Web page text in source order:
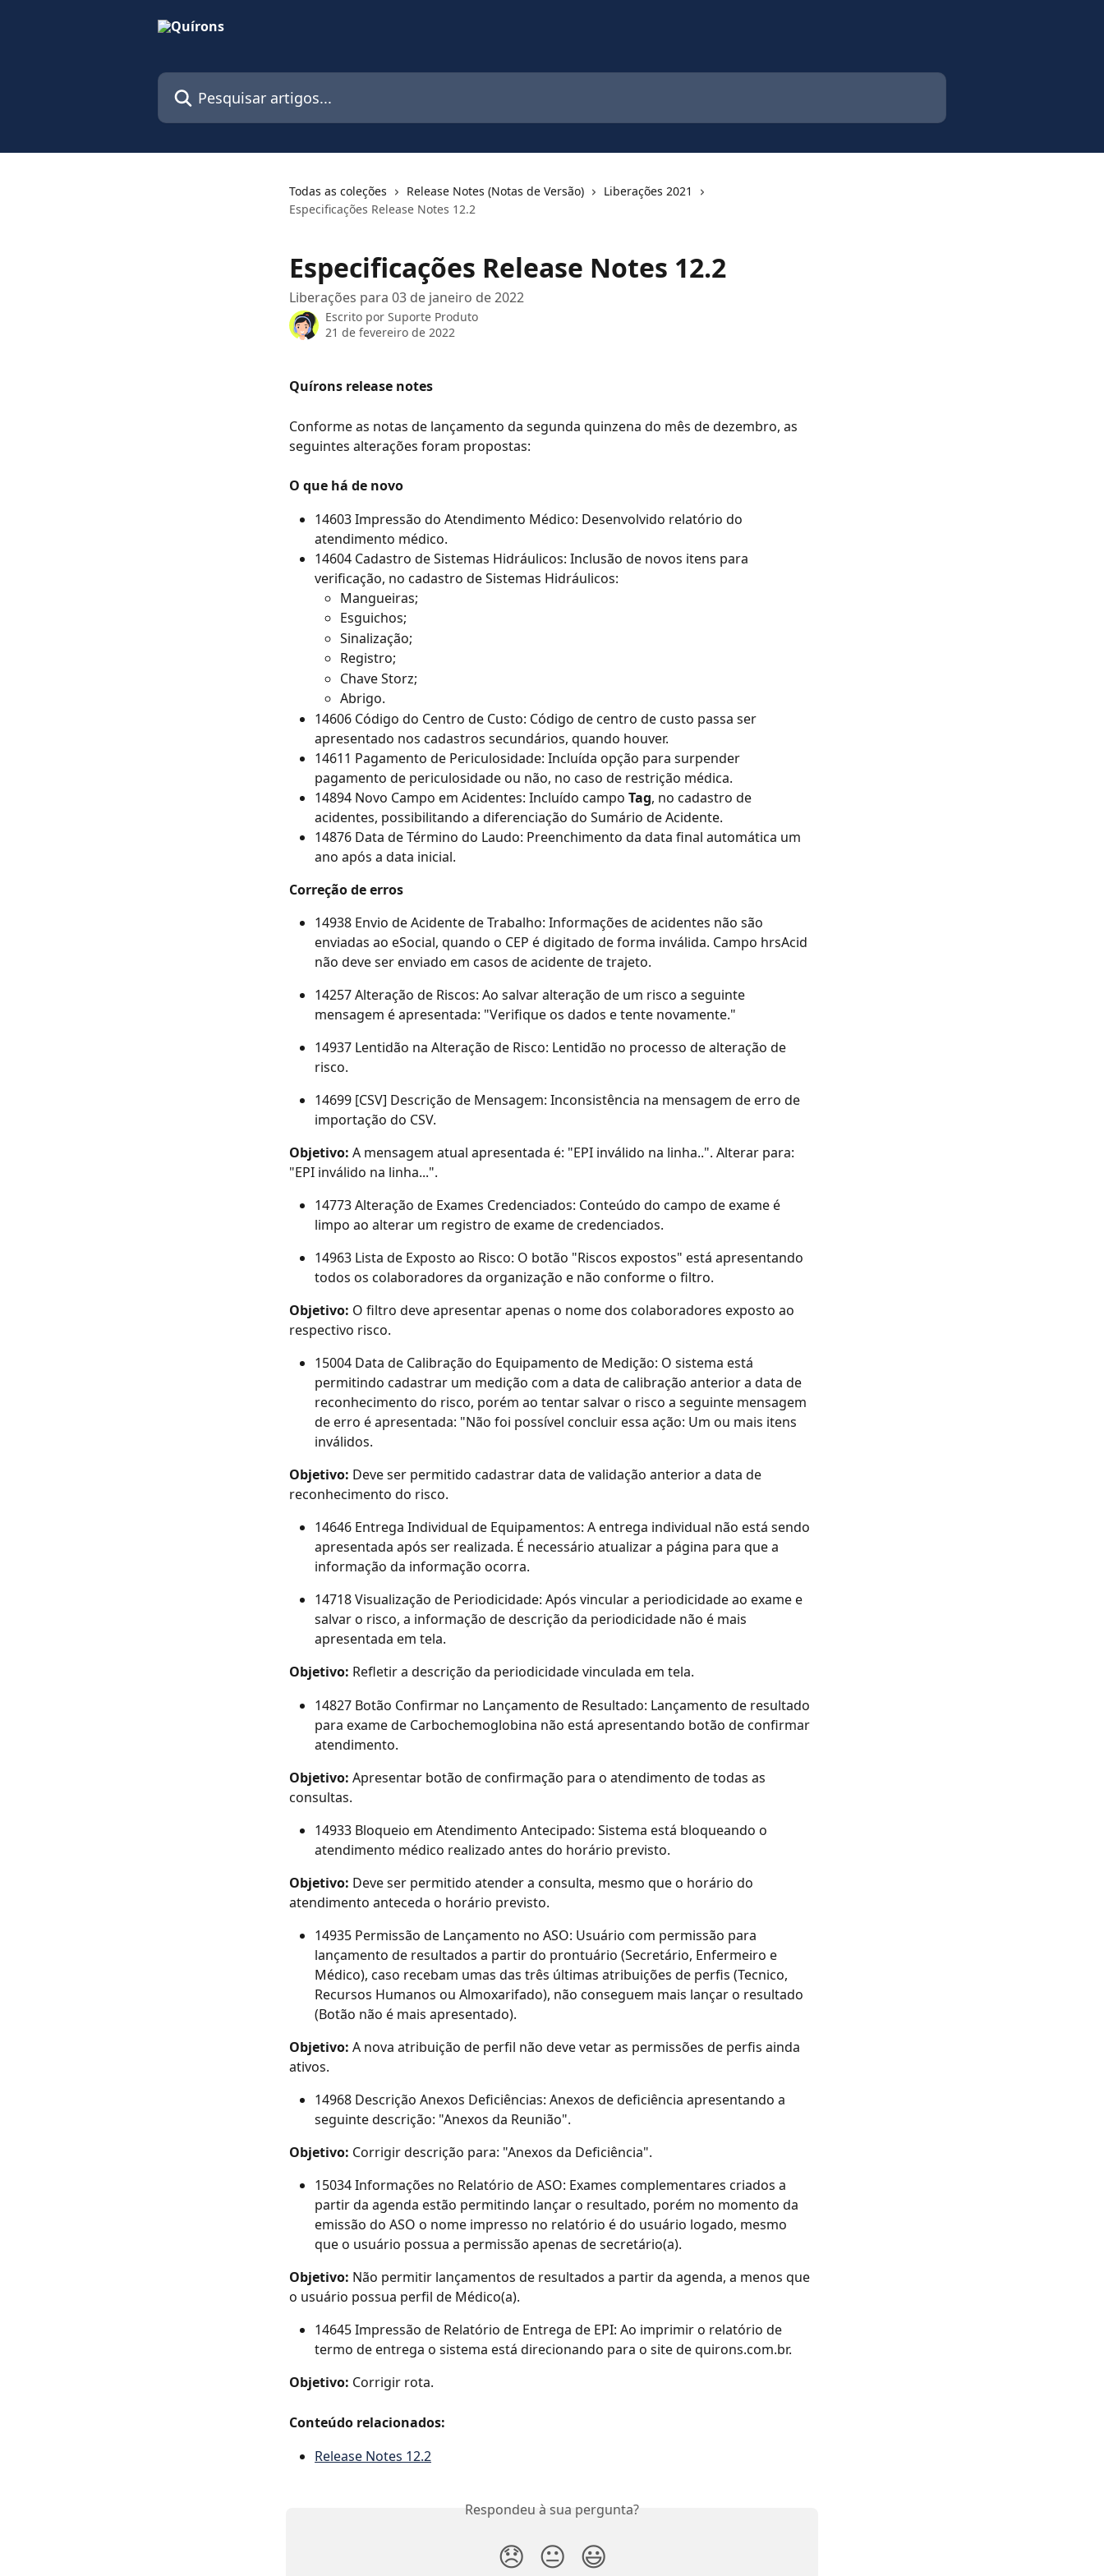
Pesquisar artigos...
Todas as coleções Release Notes (Notas de Versão)
Liberações 2021
Especificações Release Notes 12.2
Especificações Release Notes 12.2
Liberações para 03 de janeiro de 2022
Escrito por Suporte Produto
21 de fevereiro de 2022
Quírons release notes
Conforme as notas de lançamento da segunda quinzena do mês de dezembro, as
seguintes alterações foram propostas:
O que há de novo
14603 Impressão do Atendimento Médico: Desenvolvido relatório do
atendimento médico.
14604 Cadastro de Sistemas Hidráulicos: Inclusão de novos itens para
verificação, no cadastro de Sistemas Hidráulicos:
Mangueiras;
Esguichos;
Sinalização;
Registro;
Chave Storz;
Abrigo.
14606 Código do Centro de Custo: Código de centro de custo passa ser
apresentado nos cadastros secundários, quando houver.
14611 Pagamento de Periculosidade: Incluída opção para surpender
pagamento de periculosidade ou não, no caso de restrição médica.
14894 Novo Campo em Acidentes: Incluído campo Tag, no cadastro de
acidentes, possibilitando a diferenciação do Sumário de Acidente.
14876 Data de Término do Laudo: Preenchimento da data final automática um
ano após a data inicial.
Correção de erros
14938 Envio de Acidente de Trabalho: Informações de acidentes não são
enviadas ao eSocial, quando o CEP é digitado de forma inválida. Campo hrsAcid
não deve ser enviado em casos de acidente de trajeto.
14257 Alteração de Riscos: Ao salvar alteração de um risco a seguinte
mensagem é apresentada: "Verifique os dados e tente novamente."
14937 Lentidão na Alteração de Risco: Lentidão no processo de alteração de
risco.
14699 [CSV] Descrição de Mensagem: Inconsistência na mensagem de erro de
importação do CSV.
Objetivo: A mensagem atual apresentada é: "EPI inválido na linha..". Alterar para:
"EPI inválido na linha...".
14773 Alteração de Exames Credenciados: Conteúdo do campo de exame é
limpo ao alterar um registro de exame de credenciados.
14963 Lista de Exposto ao Risco: O botão "Riscos expostos" está apresentando
todos os colaboradores da organização e não conforme o filtro.
Objetivo: O filtro deve apresentar apenas o nome dos colaboradores exposto ao
respectivo risco.
15004 Data de Calibração do Equipamento de Medição: O sistema está
permitindo cadastrar um medição com a data de calibração anterior a data de
reconhecimento do risco, porém ao tentar salvar o risco a seguinte mensagem
de erro é apresentada: "Não foi possível concluir essa ação: Um ou mais itens
inválidos.
Objetivo: Deve ser permitido cadastrar data de validação anterior a data de
reconhecimento do risco.
14646 Entrega Individual de Equipamentos: A entrega individual não está sendo
apresentada após ser realizada. É necessário atualizar a página para que a
informação da informação ocorra.
14718 Visualização de Periodicidade: Após vincular a periodicidade ao exame e
salvar o risco, a informação de descrição da periodicidade não é mais
apresentada em tela.
Objetivo: Refletir a descrição da periodicidade vinculada em tela.
14827 Botão Confirmar no Lançamento de Resultado: Lançamento de resultado
para exame de Carbochemoglobina não está apresentando botão de confirmar
atendimento.
Objetivo: Apresentar botão de confirmação para o atendimento de todas as
consultas.
14933 Bloqueio em Atendimento Antecipado: Sistema está bloqueando o
atendimento médico realizado antes do horário previsto.
Objetivo: Deve ser permitido atender a consulta, mesmo que o horário do
atendimento anteceda o horário previsto.
14935 Permissão de Lançamento no ASO: Usuário com permissão para
lançamento de resultados a partir do prontuário (Secretário, Enfermeiro e
Médico), caso recebam umas das três últimas atribuições de perfis (Tecnico,
Recursos Humanos ou Almoxarifado), não conseguem mais lançar o resultado
(Botão não é mais apresentado).
Objetivo: A nova atribuição de perfil não deve vetar as permissões de perfis ainda
ativos.
14968 Descrição Anexos Deficiências: Anexos de deficiência apresentando a
seguinte descrição: "Anexos da Reunião".
Objetivo: Corrigir descrição para: "Anexos da Deficiência".
15034 Informações no Relatório de ASO: Exames complementares criados a
partir da agenda estão permitindo lançar o resultado, porém no momento da
emissão do ASO o nome impresso no relatório é do usuário logado, mesmo
que o usuário possua a permissão apenas de secretário(a).
Objetivo: Não permitir lançamentos de resultados a partir da agenda, a menos que
o usuário possua perfil de Médico(a).
14645 Impressão de Relatório de Entrega de EPI: Ao imprimir o relatório de
termo de entrega o sistema está direcionando para o site de quirons.com.br.
Objetivo: Corrigir rota.
Conteúdo relacionados:
Release Notes 12.2
Respondeu à sua pergunta?
😞 😐 😃